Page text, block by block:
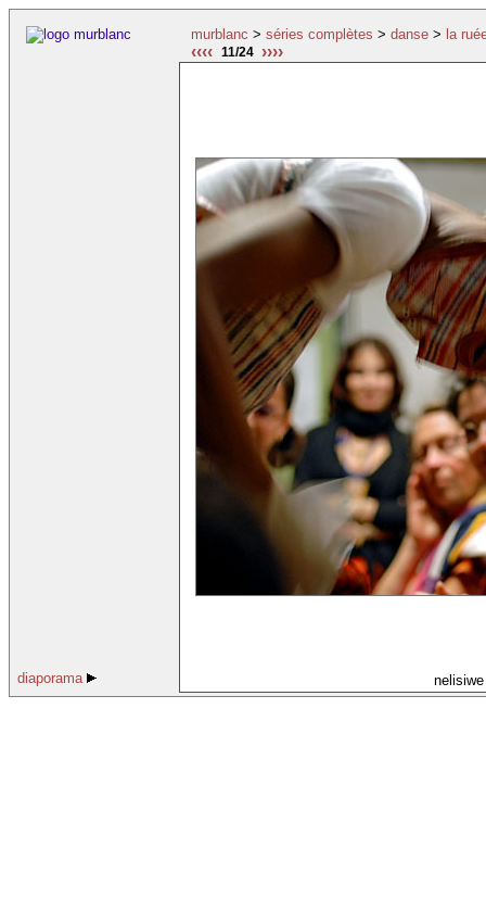
murblanc > séries complètes > danse > la
‹‹‹‹ 11/24 ››››
diaporama